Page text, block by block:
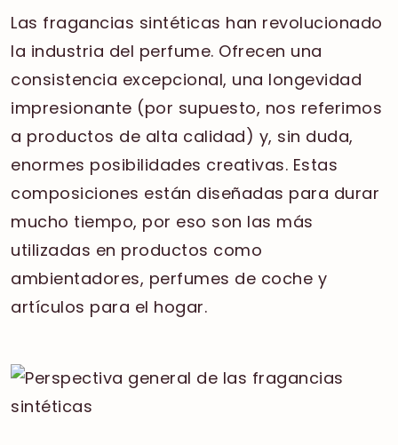
Las fragancias sintéticas han revolucionado
la industria del perfume. Ofrecen una
consistencia excepcional, una longevidad
impresionante (por supuesto, nos referimos
a productos de alta calidad) y, sin duda,
enormes posibilidades creativas. Estas
composiciones están diseñadas para durar
mucho tiempo, por eso son las más
utilizadas en productos como
ambientadores, perfumes de coche y
artículos para el hogar.